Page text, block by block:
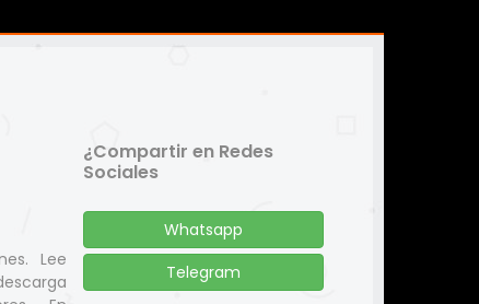
Lee
¿Compartir en Redes
Sociales
Whatsapp
Telegram